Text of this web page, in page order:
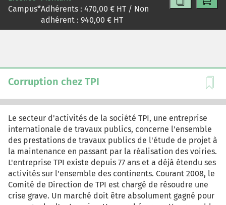
franco-allemande ARTE cherche à s'y imposer de
manière durable avec le lancement de deux sites "ARTE
d'existence, les dirigeants s'interrogent désormais sur
les dangers potentiels et sur les opportunités de
développement du catalogue VoD d'ARTE. Avec 1 463
titres en français et 186 en anglais, il est constitué de
de magazines et de 3% de spectacles. Les dirigeants
cherchent également à identifier les points forts et les
points faibles de leur politique de développement : -
Quelle stratégie ARTE France Développement doit-elle
suivre pour développer son activité VoD ? - Quel est le
seuil de rentabilité pour l'activité VoD d'ARTE ? -
Comment positionner l'offre commerciale d'ARTE vis-à-
vis de ses concurrents ? - Quelles orientations donner au
Campus*Adhérents : 470,00 € HT / Non
adhérent : 940,00 € HT
Corruption chez TPI
Le secteur d'activités de la société TPI, une entreprise
internationale de travaux publics, concerne l'ensemble
des prestations de travaux publics de l'étude de projet à
la maintenance en passant par la réalisation des voiries.
L'entreprise TPI existe depuis 77 ans et a déjà étendu ses
activités sur l'ensemble des continents. Courant 2008, le
Comité de Direction de TPI est chargé de résoudre une
crise grave. Un marché doit être absolument gagné pour